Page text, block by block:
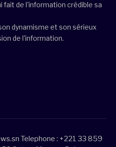
fait de l'information crédible sa
dynamisme et son sérieux
de l'information.
Telephone : +221 33 859